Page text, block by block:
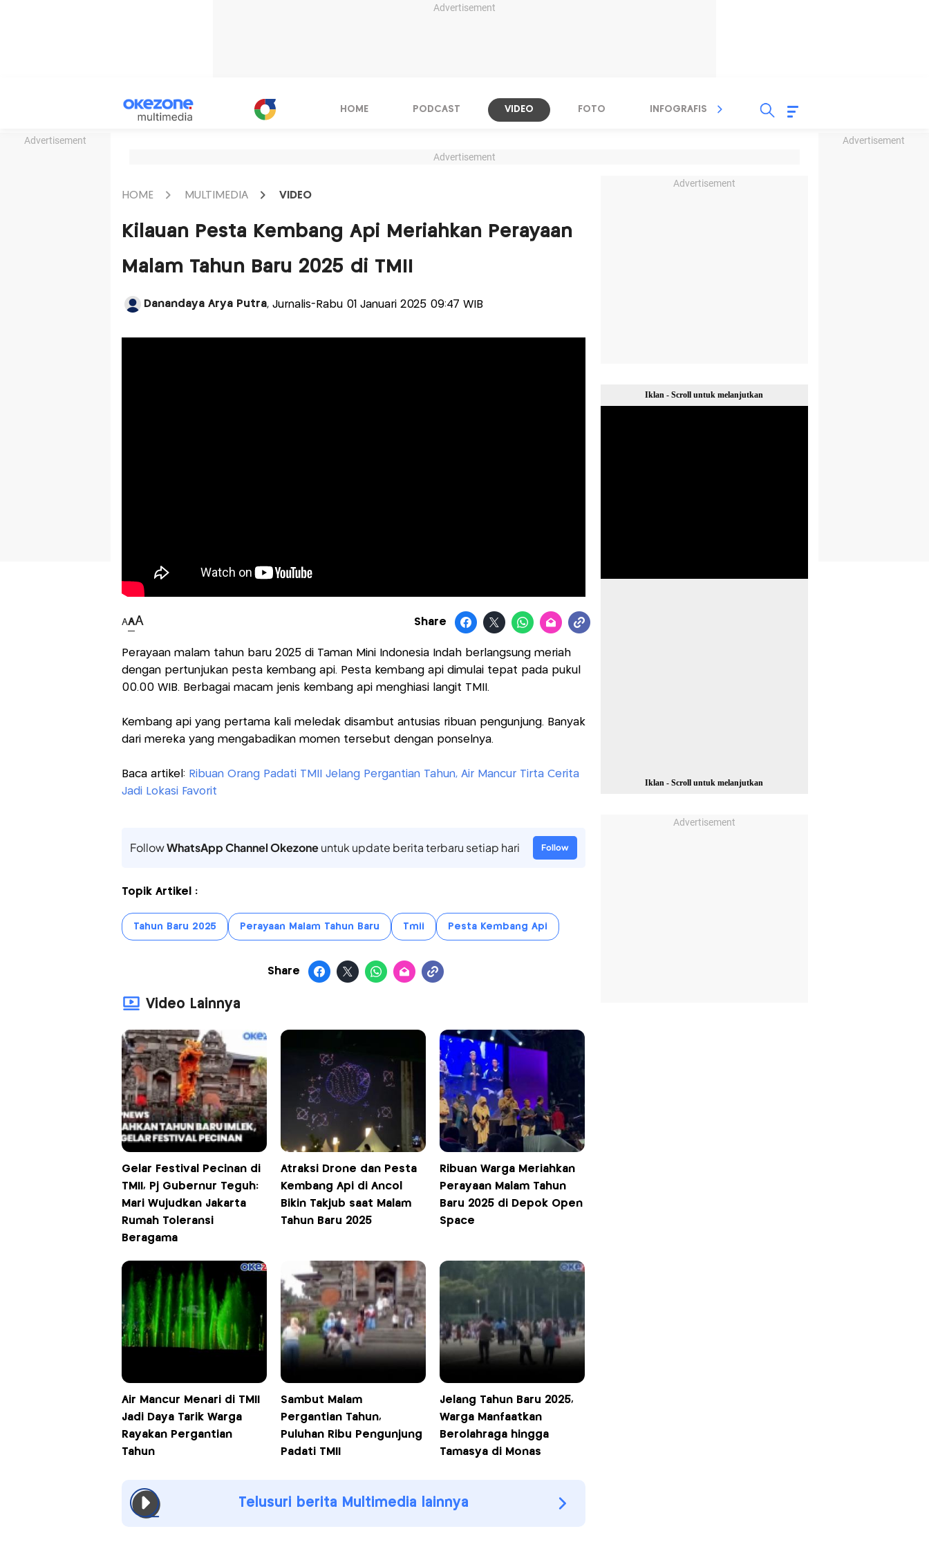
Advertisement
Advertisement Advertisement
HOME PODCAST VIDEO FOTO INFOGRAFIS TV STREAMING
Advertisement
HOME MULTIMEDIA VIDEO
Kilauan Pesta Kembang Api Meriahkan Perayaan
Malam Tahun Baru 2025 di TMII
Danandaya Arya Putra, Jurnalis-Rabu 01 Januari 2025 09:47 WIB
AAA Share
Perayaan malam tahun baru 2025 di Taman Mini Indonesia Indah berlangsung meriah
dengan pertunjukan pesta kembang api. Pesta kembang api dimulai tepat pada pukul
00.00 WIB. Berbagai macam jenis kembang api menghiasi langit TMII.
Kembang api yang pertama kali meledak disambut antusias ribuan pengunjung. Banyak
dari mereka yang mengabadikan momen tersebut dengan ponselnya.
Baca artikel: Ribuan Orang Padati TMII Jelang Pergantian Tahun, Air Mancur Tirta Cerita
Jadi Lokasi Favorit
FollowWhatsApp Channel Okezoneuntuk update berita terbaru setiap hari Follow
Topik Artikel :
Tahun Baru 2025 Perayaan Malam Tahun Baru Tmii Pesta Kembang Api
Share
Video Lainnya
Gelar Festival Pecinan di
TMII, Pj Gubernur Teguh:
Mari Wujudkan Jakarta
Rumah Toleransi
Beragama
Atraksi Drone dan Pesta
Kembang Api di Ancol
Bikin Takjub saat Malam
Tahun Baru 2025
Ribuan Warga Meriahkan
Perayaan Malam Tahun
Baru 2025 di Depok Open
Space
Air Mancur Menari di TMII
Jadi Daya Tarik Warga
Rayakan Pergantian
Tahun
Sambut Malam
Pergantian Tahun,
Puluhan Ribu Pengunjung
Padati TMII
Jelang Tahun Baru 2025,
Warga Manfaatkan
Berolahraga hingga
Tamasya di Monas
Telusuri berita Multimedia lainnya
Advertisement
Iklan - Scroll untuk melanjutkan
Iklan - Scroll untuk melanjutkan
Advertisement